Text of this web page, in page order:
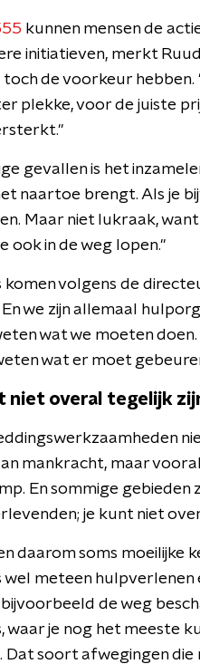
kunnen mensen de
initiatieven, merkt
de voorkeur hebben.
plekke, voor de juiste
gevallen is het
naartoe brengt. Als je
Maar niet lukraak,
ook in de weg lopen."
komen volgens de
we zijn allemaal
wat we moeten
wat er moet
niet overal tegelijk
mankracht, maar
En sommige gebieden
je kunt niet
daarom soms moeilijke
wel meteen hulpverlenen
de weg
waar je nog het meeste
Dat soort afwegingen